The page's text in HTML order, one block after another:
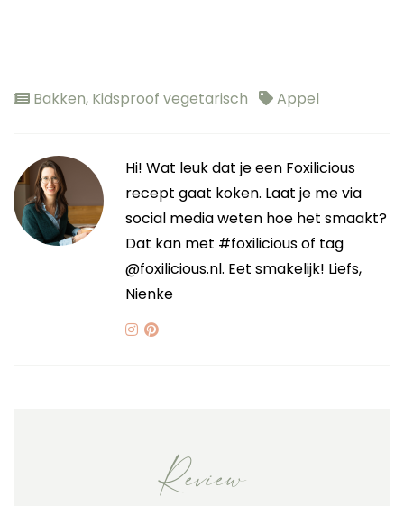
Bakken, Kidsproof vegetarisch Appel
Hi! Wat leuk dat je een Foxilicious
recept gaat koken. Laat je me via
social media weten hoe het smaakt?
Dat kan met #foxilicious of tag
@foxilicious.nl. Eet smakelijk! Liefs,
Nienke
Review